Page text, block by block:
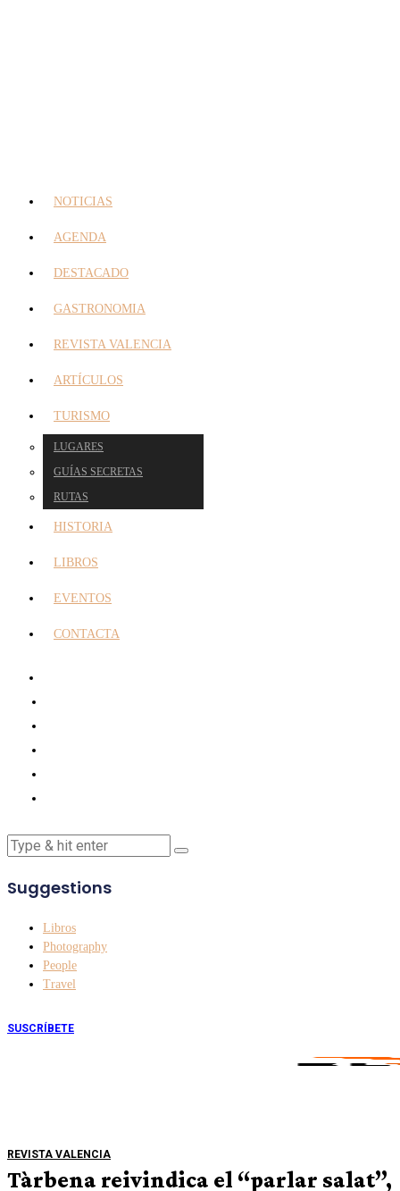
NOTICIAS
AGENDA
DESTACADO
GASTRONOMIA
REVISTA VALENCIA
ARTÍCULOS
TURISMO
LUGARES
GUÍAS SECRETAS
RUTAS
HISTORIA
LIBROS
EVENTOS
CONTACTA
Suggestions
Libros
Photography
People
Travel
SUSCRÍBETE
REVISTA VALENCIA
Tàrbena reivindica el “parlar salat”,